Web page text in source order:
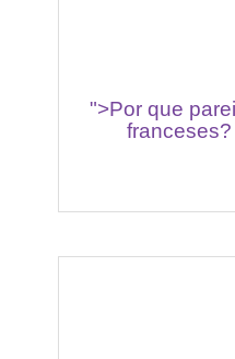
">Por que